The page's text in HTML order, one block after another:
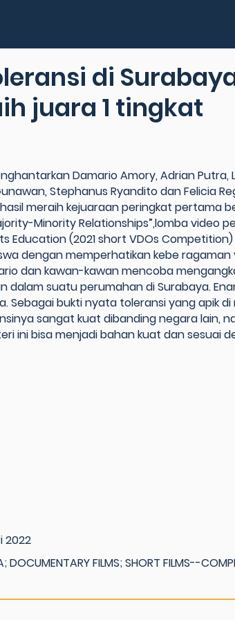
di
juara 1 tingkat
Damario Amory, Adrian Putra,
Stephanus Ryandito dan Felicia
meraih kejuaraan peringkat pertama
Minority Relationships”,lomba video
Education (2021 short VDOs
dengan memperhatikan kebe ragaman
dan kawan-kawan mencoba
suatu perumahan di Surabaya.
Sebagai bukti nyata toleransi yang apik
sangat kuat dibanding negara lain,
ini bisa menjadi bahan kuat dan sesuai
2022
DOCUMENTARY FILMS; SHORT FILMS--